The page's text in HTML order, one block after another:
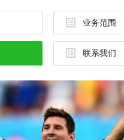
业务范围
联系我们